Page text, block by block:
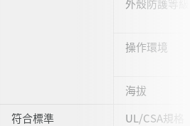
操作環境
海拔
符合標準
UL/CSA規格